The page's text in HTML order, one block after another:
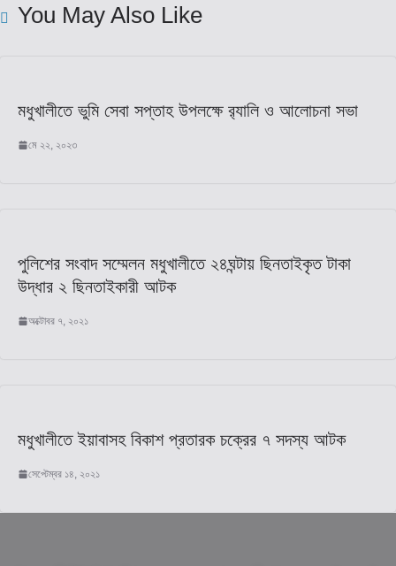
You May Also Like
মধুখালীতে ভুমি সেবা সপ্তাহ উপলক্ষে র‌্যালি ও আলোচনা সভা
মে ২২, ২০২৩
পুলিশের সংবাদ সম্মেলন মধুখালীতে ২৪ঘন্টায় ছিনতাইকৃত টাকা
উদ্ধার ২ ছিনতাইকারী আটক
অক্টোবর ৭, ২০২১
মধুখালীতে ইয়াবাসহ বিকাশ প্রতারক চক্রের ৭ সদস্য আটক
সেপ্টেম্বর ১৪, ২০২১